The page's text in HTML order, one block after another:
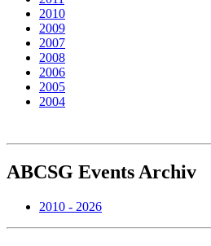
2010
2009
2007
2008
2006
2005
2004
ABCSG Events Archiv
2010 - 2026